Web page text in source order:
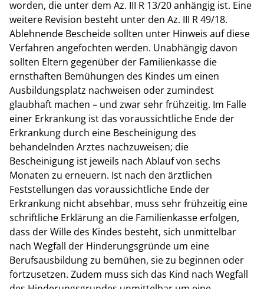
worden, die unter dem Az. III R 13/20 anhängig ist. Eine
weitere Revision besteht unter den Az. III R 49/18.
Ablehnende Bescheide sollten unter Hinweis auf diese
Verfahren angefochten werden. Unabhängig davon
sollten Eltern gegenüber der Familienkasse die
ernsthaften Bemühungen des Kindes um einen
Ausbildungsplatz nachweisen oder zumindest
glaubhaft machen – und zwar sehr frühzeitig. Im Falle
einer Erkrankung ist das voraussichtliche Ende der
Erkrankung durch eine Bescheinigung des
behandelnden Arztes nachzuweisen; die
Bescheinigung ist jeweils nach Ablauf von sechs
Monaten zu erneuern. Ist nach den ärztlichen
Feststellungen das voraussichtliche Ende der
Erkrankung nicht absehbar, muss sehr frühzeitig eine
schriftliche Erklärung an die Familienkasse erfolgen,
dass der Wille des Kindes besteht, sich unmittelbar
nach Wegfall der Hinderungsgründe um eine
Berufsausbildung zu bemühen, sie zu beginnen oder
fortzusetzen. Zudem muss sich das Kind nach Wegfall